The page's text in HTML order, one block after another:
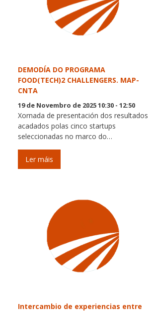
DEMODÍA DO PROGRAMA
FOOD(TECH)2 CHALLENGERS. MAP-
CNTA
19 de Novembro de 2025 10:30 - 12:50
Xornada de presentación dos resultados
acadados polas cinco startups
seleccionadas no marco do…
Ler máis
Intercambio de experiencias entre